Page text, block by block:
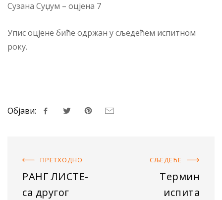
Сузана Суџум – оцјена 7
Упис оцјене биће одржан у сљедећем испитном
року.
Објави:
ПРЕТХОДНO
РАНГ ЛИСТЕ-
са другог
СЉЕДЕЋE
Термин
испита